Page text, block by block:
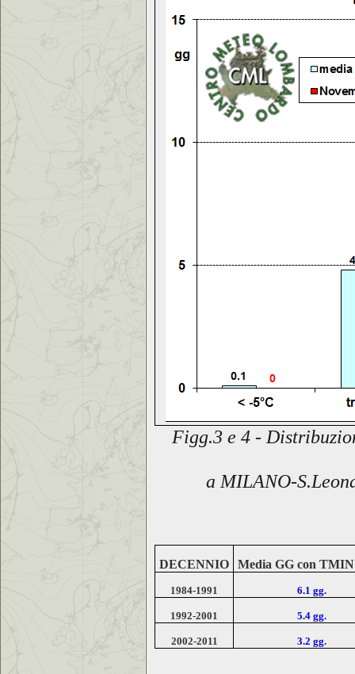
Figg.3 e 4 -
a MILANO-
DECENNIO Media GG con
1984-1991 6.1 gg.
1992-2001 5.4 gg.
2002-2011 3.2 gg.